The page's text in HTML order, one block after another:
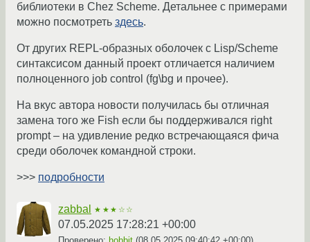
библиотеки в Chez Scheme. Детальнее с примерами
можно посмотреть здесь.
От других REPL-образных оболочек с Lisp/Scheme
синтаксисом данный проект отличается наличием
полноценного job control (fg\bg и прочее).
На вкус автора новости получилась бы отличная
замена того же Fish если бы поддерживался right
prompt – на удивление редко встречающаяся фича
среди оболочек командной строки.
>>> подробности
zabbal ★★★☆☆
07.05.2025 17:28:21 +00:00